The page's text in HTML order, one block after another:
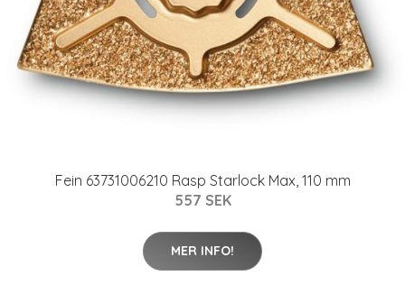
Fein 63731006210 Rasp Starlock Max, 110 mm
557 SEK
MER INFO!